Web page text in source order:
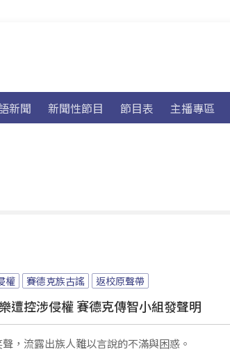
新聞 新聞性節目 節目表 主播專區
權 賽德克族古謠 返校原聲帶
遭控涉侵權 賽德克傳智小組發聲明
，流露出族人難以言說的不滿與困惑。